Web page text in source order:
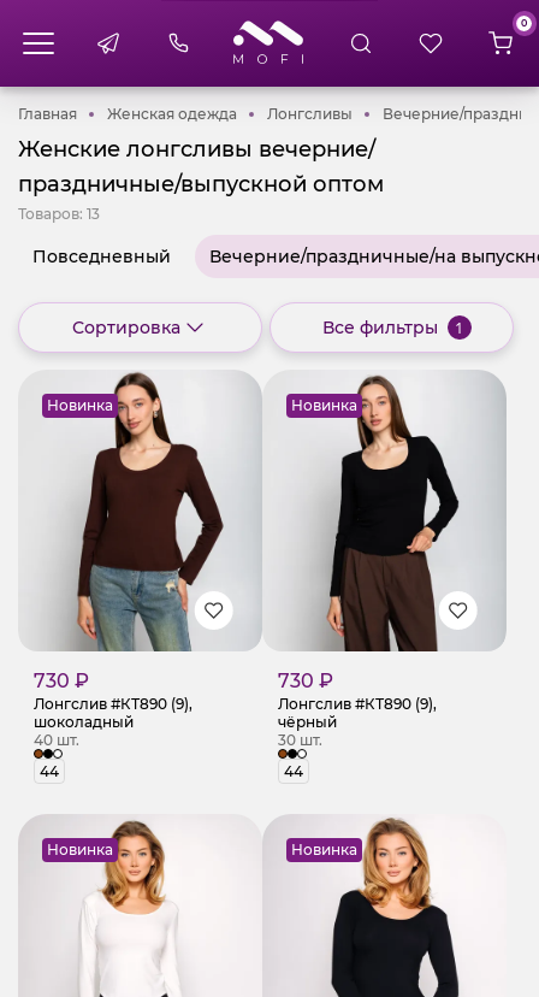
0
ГлавнаяГлавнаяЖенская одежда Женская одежда
Лонгсливы Лонгсливы
Вечерние/
Женские лонгсливы вечерние/
праздничные/выпускной оптом
Товаров: 13
Повседневный Вечерние/праздничные/на
Сортировка Все фильтры 1
Новинка
730 ₽
Лонгслив #КТ890 (9),
шоколадный
40 шт.
44
Новинка
730 ₽
Лонгслив #КТ890 (9),
чёрный
30 шт.
44
Новинка Новинка